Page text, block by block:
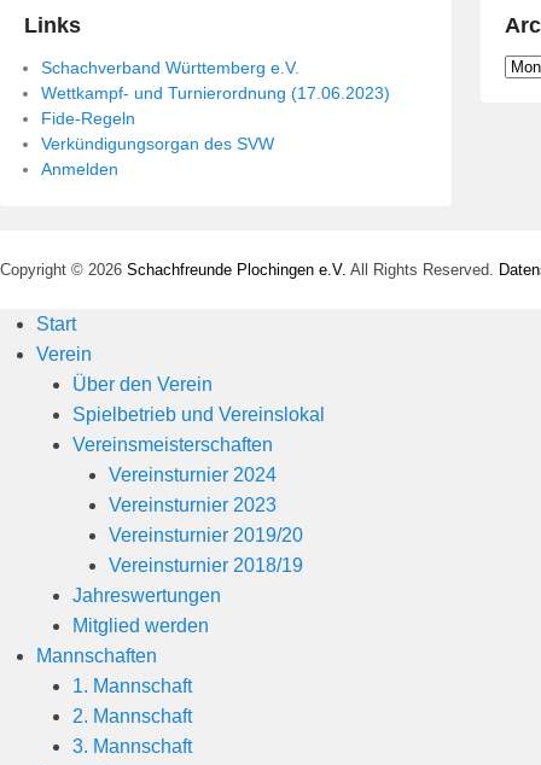
Links
Schachverband Württemberg e.V.
Wettkampf- und Turnierordnung (17.06.2023)
Fide-Regeln
Verkündigungsorgan des SVW
Anmelden
Copyright © 2026 Schachfreunde Plochingen e.V. All Rights Reserved.
Start
Verein
Über den Verein
Spielbetrieb und Vereinslokal
Vereinsmeisterschaften
Vereinsturnier 2024
Vereinsturnier 2023
Vereinsturnier 2019/20
Vereinsturnier 2018/19
Jahreswertungen
Mitglied werden
Mannschaften
1. Mannschaft
2. Mannschaft
3. Mannschaft